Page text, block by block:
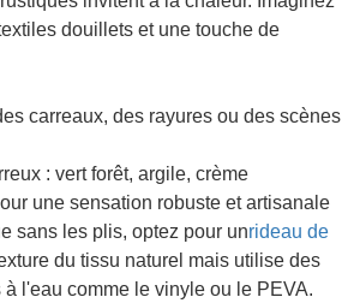
douillets et une touche de
carreaux, des rayures ou des scènes
: vert forêt, argile, crème
une sensation robuste et artisanale
sans les plis, optez pour unrideau de
du tissu naturel mais utilise des
à l'eau comme le vinyle ou le PEVA.